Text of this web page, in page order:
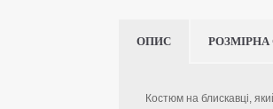
ОПИС РОЗМІРНА
Костюм на блискавці,